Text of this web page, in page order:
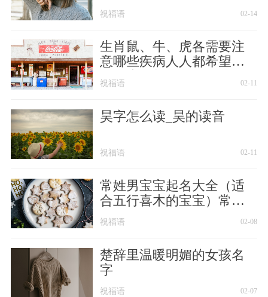
祝福语 02-14
生肖鼠、牛、虎各需要注
意哪些疾病人人都希望身
体健康、长命百岁
祝福语 02-11
昊字怎么读_昊的读音
祝福语 02-11
常姓男宝宝起名大全（适
合五行喜木的宝宝）常姓
男宝宝起名大全
祝福语 02-08
楚辞里温暖明媚的女孩名
字
祝福语 02-07